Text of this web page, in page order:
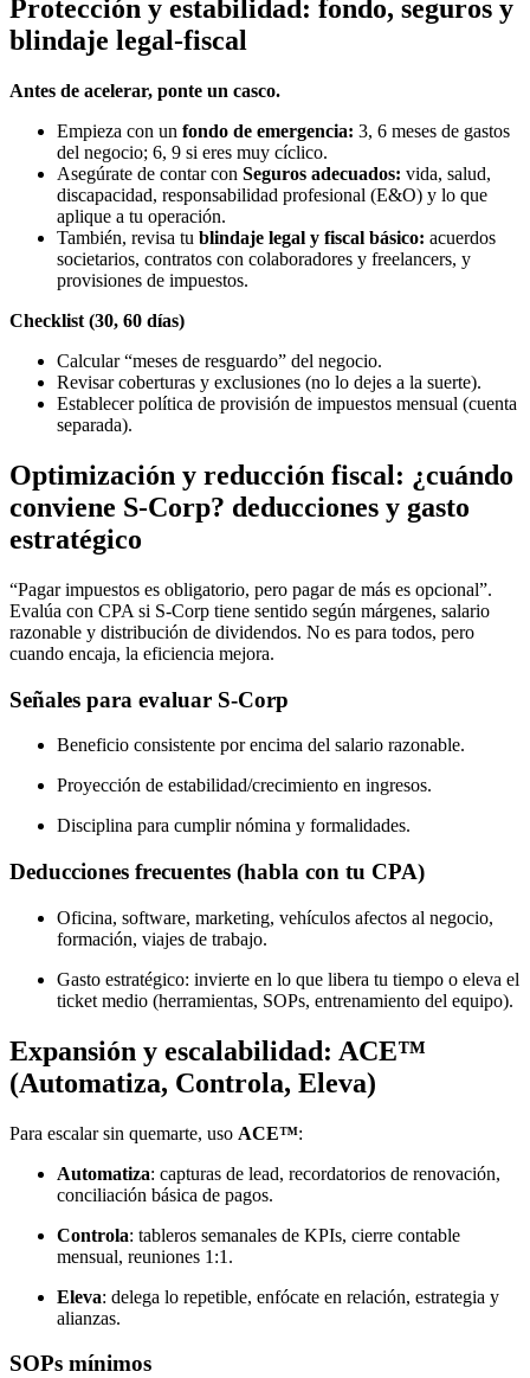
Protección y estabilidad: fondo, seguros y
blindaje legal-fiscal
Antes de acelerar, ponte un casco.
Empieza con un fondo de emergencia: 3, 6 meses de gastos
del negocio; 6, 9 si eres muy cíclico.
Asegúrate de contar con Seguros adecuados: vida, salud,
discapacidad, responsabilidad profesional (E&O) y lo que
aplique a tu operación.
También, revisa tu blindaje legal y fiscal básico: acuerdos
societarios, contratos con colaboradores y freelancers, y
provisiones de impuestos.
Checklist (30, 60 días)
Calcular “meses de resguardo” del negocio.
Revisar coberturas y exclusiones (no lo dejes a la suerte).
Establecer política de provisión de impuestos mensual (cuenta
separada).
Optimización y reducción fiscal: ¿cuándo
conviene S-Corp? deducciones y gasto
estratégico
“Pagar impuestos es obligatorio, pero pagar de más es opcional”.
Evalúa con CPA si S-Corp tiene sentido según márgenes, salario
razonable y distribución de dividendos. No es para todos, pero
cuando encaja, la eficiencia mejora.
Señales para evaluar S-Corp
Beneficio consistente por encima del salario razonable.
Proyección de estabilidad/crecimiento en ingresos.
Disciplina para cumplir nómina y formalidades.
Deducciones frecuentes (habla con tu CPA)
Oficina, software, marketing, vehículos afectos al negocio,
formación, viajes de trabajo.
Gasto estratégico: invierte en lo que libera tu tiempo o eleva el
ticket medio (herramientas, SOPs, entrenamiento del equipo).
Expansión y escalabilidad: ACE™
(Automatiza, Controla, Eleva)
Para escalar sin quemarte, uso ACE™:
Automatiza: capturas de lead, recordatorios de renovación,
conciliación básica de pagos.
Controla: tableros semanales de KPIs, cierre contable
mensual, reuniones 1:1.
Eleva: delega lo repetible, enfócate en relación, estrategia y
alianzas.
SOPs mínimos